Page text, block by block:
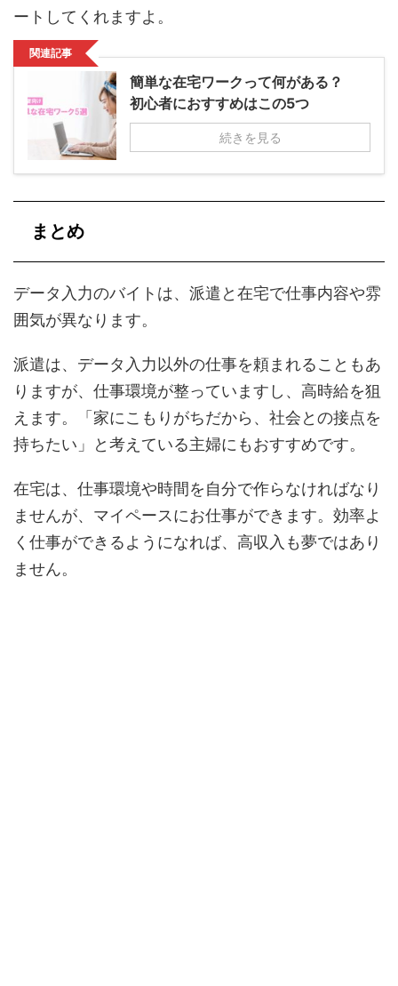
ートしてくれますよ。
関連記事
簡単な在宅ワークって何がある？
初心者におすすめはこの5つ
続きを見る
まとめ
データ入力のバイトは、派遣と在宅で仕事内容や雰
囲気が異なります。
派遣は、データ入力以外の仕事を頼まれることもあ
りますが、仕事環境が整っていますし、高時給を狙
えます。「家にこもりがちだから、社会との接点を
持ちたい」と考えている主婦にもおすすめです。
在宅は、仕事環境や時間を自分で作らなければなり
ませんが、マイペースにお仕事ができます。効率よ
く仕事ができるようになれば、高収入も夢ではあり
ません。